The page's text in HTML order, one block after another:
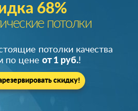
68%
потолки
потолки качества
по цене от 1 руб.!
скидку!